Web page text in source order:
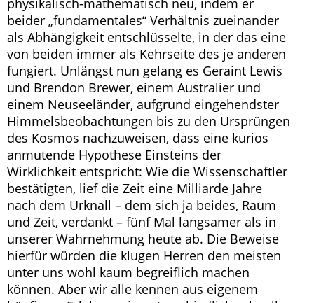
physikalisch-mathematisch neu, indem er
beider „fundamentales“ Verhältnis zueinander
als Abhängigkeit entschlüsselte, in der das eine
von beiden immer als Kehrseite des je anderen
fungiert. Unlängst nun gelang es Geraint Lewis
und Brendon Brewer, einem Australier und
einem Neuseeländer, aufgrund eingehendster
Himmelsbeobachtungen bis zu den Ursprüngen
des Kosmos nachzuweisen, dass eine kurios
anmutende Hypothese Einsteins der
Wirklichkeit entspricht: Wie die Wissenschaftler
bestätigten, lief die Zeit eine Milliarde Jahre
nach dem Urknall – dem sich ja beides, Raum
und Zeit, verdankt – fünf Mal langsamer als in
unserer Wahrnehmung heute ab. Die Beweise
hierfür würden die klugen Herren den meisten
unter uns wohl kaum begreiflich machen
können. Aber wir alle kennen aus eigenem